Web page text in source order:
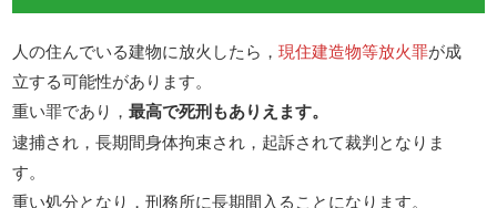
人の住んでいる建物に放火したら，現住建造物等放火罪が成
立する可能性があります。
重い罪であり，最高で死刑もありえます。
逮捕され，長期間身体拘束され，起訴されて裁判となりま
す。
重い処分となり，刑務所に長期間入ることになります。